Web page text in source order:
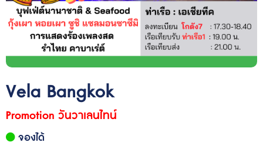
Vela Bangkok
Promotion วันวาเลนไทน์
จองได้